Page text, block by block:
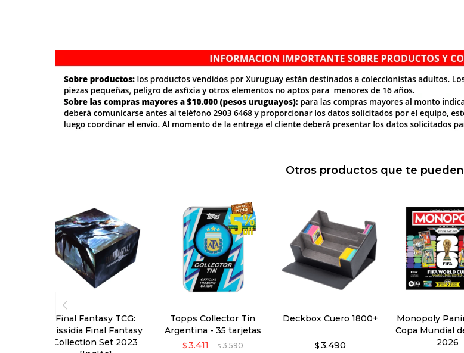
Otros productos que te
Final Fantasy TCG:
Dissidia Final Fantasy
Collection Set 2023
Topps Collector Tin
Argentina - 35 tarjetas
$ 3.411 $ 3.590
Deckbox Cuero 1800+
$ 3.490
Monopoly
Copa Mundial
2026